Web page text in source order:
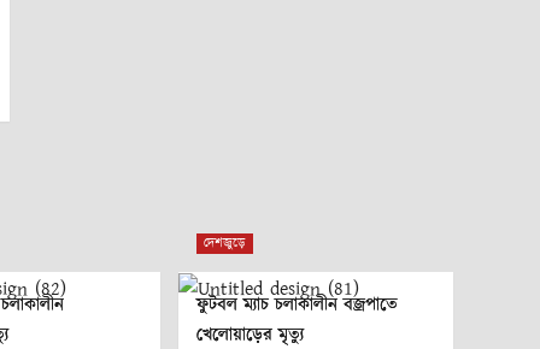
দেশজুড়ে
ফুটবল ম্যাচ চলাকালীন বজ্রপাতে
খেলোয়াড়ের মৃত্যু